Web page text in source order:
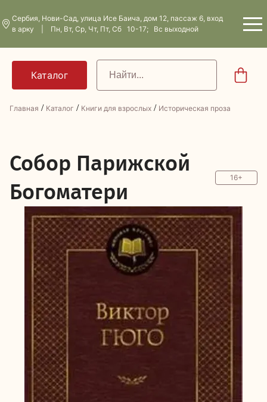
Сербия, Нови-Сад, улица Исе Баича, дом 12, пассаж 6, вход
в арку | Пн, Вт, Ср, Чт, Пт, Сб 10-17; Вс выходной
Главная / Каталог / Книги для взрослых / Историческая проза
Собор Парижской
Богоматери
16+